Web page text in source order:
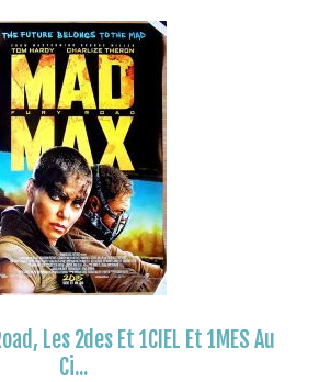
Les 2des Et 1CIEL Et 1MES Au
Ci...